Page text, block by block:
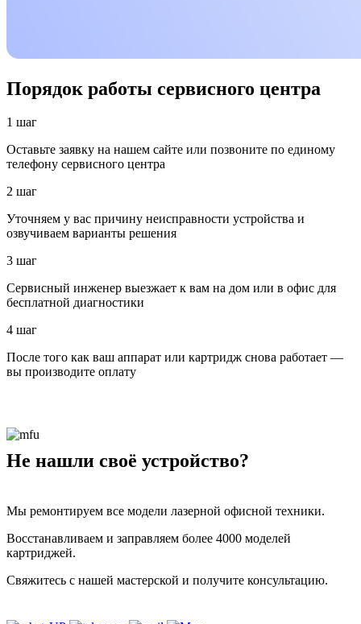
Порядок работы сервисного центра
1 шаг
Оставьте заявку на нашем сайте или позвоните по единому
телефону сервисного центра
2 шаг
Уточняем у вас причину неисправности устройства и
озвучиваем варианты решения
3 шаг
Сервисный инженер выезжает к вам на дом или в офис для
бесплатной диагностики
4 шаг
После того как ваш аппарат или картридж снова работает —
вы производите оплату
Не нашли своё устройство?
Мы ремонтируем все модели лазерной офисной техники.
Восстанавливаем и заправляем более 4000 моделей
картриджей.
Свяжитесь с нашей мастерской и получите консультацию.